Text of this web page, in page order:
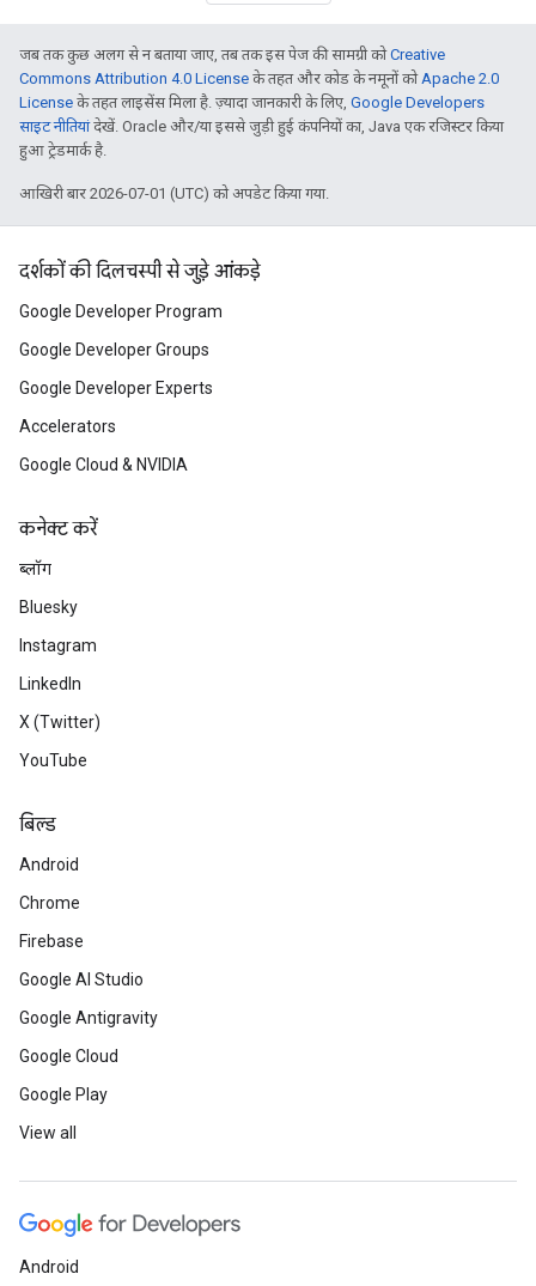
जब तक कुछ अलग से न बताया जाए, तब तक इस पेज की सामग्री कोCreative
Commons Attribution 4.0 License के तहत और कोड के नमूनों कोApache 2.0
License के तहत लाइसेंस मिला है. ज़्यादा जानकारी के लिए, Google Developers
साइट नीतियांदेखें. Oracle और/या इससे जुड़ी हुई कंपनियों का, Java एक रजिस्टर किया
हुआ ट्रेडमार्क है.
आखिरी बार 2026-07-01 (UTC) को अपडेट किया गया.
दर्शकों की दिलचस्पी से जुड़े आंकड़े
Google Developer Program
Google Developer Groups
Google Developer Experts
Accelerators
Google Cloud & NVIDIA
कनेक्ट करें
ब्लॉग
Bluesky
Instagram
LinkedIn
X (Twitter)
YouTube
बिल्ड
Android
Chrome
Firebase
Google AI Studio
Google Antigravity
Google Cloud
Google Play
View all
Android